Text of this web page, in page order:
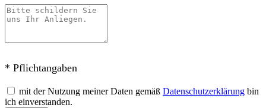
* Pflichtangaben
mit der Nutzung meiner Daten gemäß Datenschutzerklärung bin
ich einverstanden.